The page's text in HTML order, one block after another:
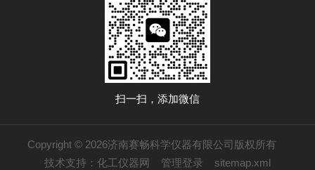
扫一扫，添加微信
Copyright © 2026济南赛畅科学仪器有限公司版权所有
技术支持： 化工仪器网 管理登录 sitemap.xml